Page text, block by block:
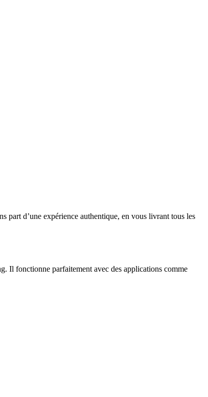
part d’une expérience authentique, en vous livrant tous les
Il fonctionne parfaitement avec des applications comme